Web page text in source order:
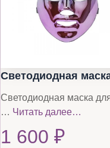
Светодиодная
Светодиодная маска
… Читать далее…
1 600 ₽